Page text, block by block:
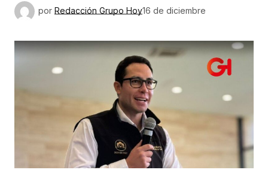
por Redacción Grupo Hoy16 de diciembre